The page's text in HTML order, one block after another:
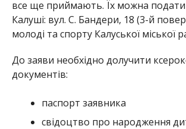
все ще приймають. Їх можна
Калуші: вул. С. Бандери, 18 (3-й
молоді та спорту Калуської міської
До заяви необхідно долучити
документів:
паспорт заявника
свідоцтво про народження